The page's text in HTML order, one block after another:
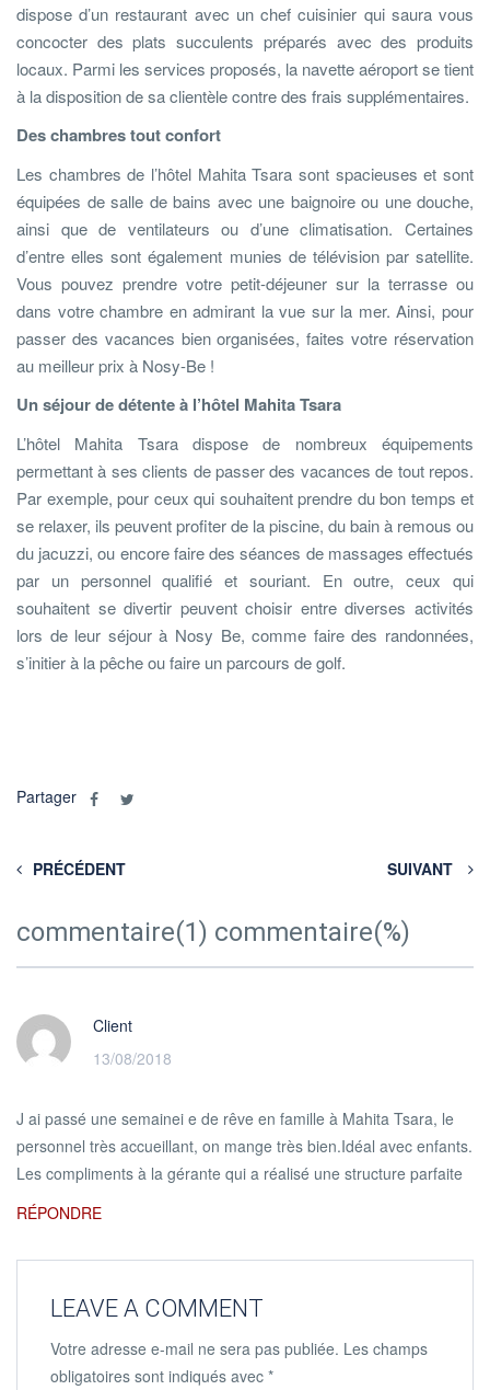
dispose d’un restaurant avec un chef cuisinier qui saura vous
concocter des plats succulents préparés avec des produits
locaux. Parmi les services proposés, la navette aéroport se tient
à la disposition de sa clientèle contre des frais supplémentaires.
Des chambres tout confort
Les chambres de l’hôtel Mahita Tsara sont spacieuses et sont
équipées de salle de bains avec une baignoire ou une douche,
ainsi que de ventilateurs ou d’une climatisation. Certaines
d’entre elles sont également munies de télévision par satellite.
Vous pouvez prendre votre petit-déjeuner sur la terrasse ou
dans votre chambre en admirant la vue sur la mer. Ainsi, pour
passer des vacances bien organisées, faites votre réservation
au meilleur prix à Nosy-Be !
Un séjour de détente à l’hôtel Mahita Tsara
L’hôtel Mahita Tsara dispose de nombreux équipements
permettant à ses clients de passer des vacances de tout repos.
Par exemple, pour ceux qui souhaitent prendre du bon temps et
se relaxer, ils peuvent profiter de la piscine, du bain à remous ou
du jacuzzi, ou encore faire des séances de massages effectués
par un personnel qualifié et souriant. En outre, ceux qui
souhaitent se divertir peuvent choisir entre diverses activités
lors de leur séjour à Nosy Be, comme faire des randonnées,
s’initier à la pêche ou faire un parcours de golf.
Partager
PRÉCÉDENT SUIVANT
commentaire(1) commentaire(%)
Client
13/08/2018
J ai passé une semainei e de rêve en famille à Mahita Tsara, le
personnel très accueillant, on mange très bien.Idéal avec enfants.
Les compliments à la gérante qui a réalisé une structure parfaite
RÉPONDRE
LEAVE A COMMENT
Votre adresse e-mail ne sera pas publiée. Les champs
obligatoires sont indiqués avec *